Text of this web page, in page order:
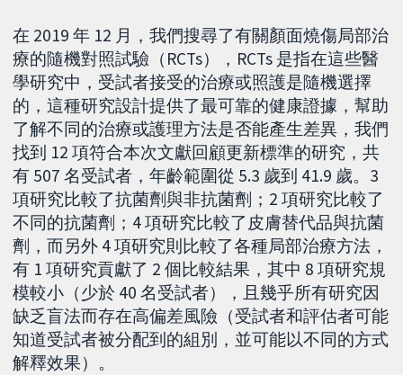
在 2019 年 12 月，我們搜尋了有關顏面燒傷局部治
療的隨機對照試驗（RCTs），RCTs 是指在這些醫
學研究中，受試者接受的治療或照護是隨機選擇
的，這種研究設計提供了最可靠的健康證據，幫助
了解不同的治療或護理方法是否能產生差異，我們
找到 12 項符合本次文獻回顧更新標準的研究，共
有 507 名受試者，年齡範圍從 5.3 歲到 41.9 歲。3
項研究比較了抗菌劑與非抗菌劑；2 項研究比較了
不同的抗菌劑；4 項研究比較了皮膚替代品與抗菌
劑，而另外 4 項研究則比較了各種局部治療方法，
有 1 項研究貢獻了 2 個比較結果，其中 8 項研究規
模較小（少於 40 名受試者），且幾乎所有研究因
缺乏盲法而存在高偏差風險（受試者和評估者可能
知道受試者被分配到的組別，並可能以不同的方式
解釋效果）。